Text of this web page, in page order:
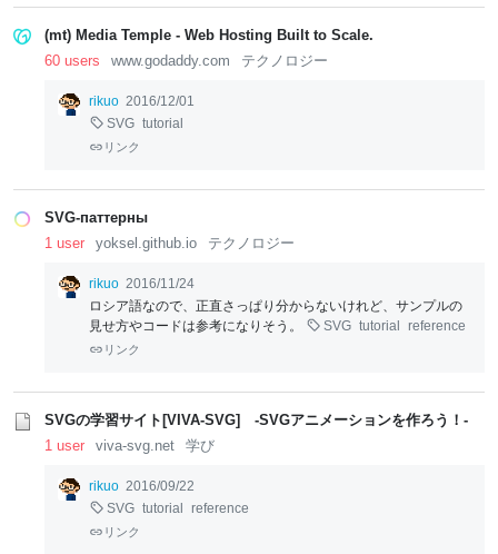
(mt) Media Temple - Web Hosting Built to Scale.
60 users
www.godaddy.com テクノロジー
rikuo 2016/12/01
SVG tutorial
リンク
SVG-паттерны
1 user
yoksel.github.io テクノロジー
rikuo 2016/11/24
ロシア語なので、正直さっぱり分からないけれど、サンプルの
見せ方やコードは参考になりそう。
SVG tutorial reference
リンク
SVGの学習サイト[VIVA-SVG] -SVGアニメーションを作ろう！-
1 user
viva-svg.net 学び
rikuo 2016/09/22
SVG tutorial reference
リンク